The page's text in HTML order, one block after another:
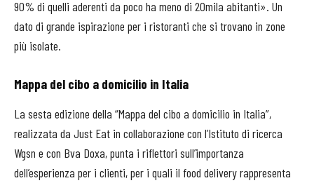
90% di quelli aderenti da poco ha meno di 20mila abitanti». Un
dato di grande ispirazione per i ristoranti che si trovano in zone
più isolate.
Mappa del cibo a domicilio in Italia
La sesta edizione della “Mappa del cibo a domicilio in Italia”,
realizzata da Just Eat in collaborazione con l’Istituto di ricerca
Wgsn e con Bva Doxa, punta i riflettori sull’importanza
dell’esperienza per i clienti, per i quali il food delivery rappresenta